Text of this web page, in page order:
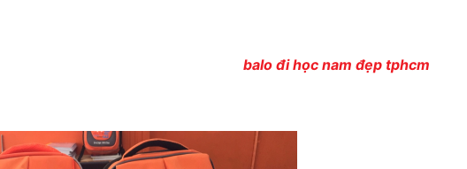
balo đi học nam đẹp tphcm